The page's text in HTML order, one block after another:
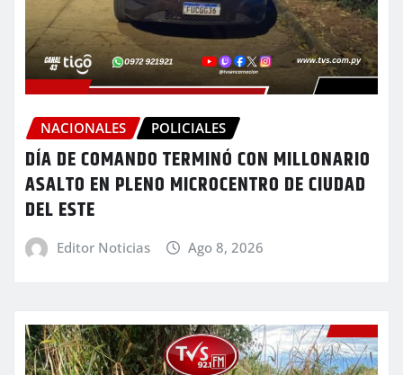
NACIONALES POLICIALES
DÍA DE COMANDO TERMINÓ CON MILLONARIO
ASALTO EN PLENO MICROCENTRO DE CIUDAD
DEL ESTE
Editor Noticias Ago 8, 2026